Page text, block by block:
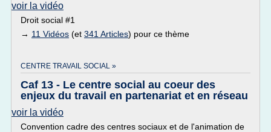
voir la vidéo
Droit social #1
→ 11 Vidéos (et 341 Articles) pour ce thème
CENTRE TRAVAIL SOCIAL »
Caf 13 - Le centre social au coeur des
enjeux du travail en partenariat et en réseau
voir la vidéo
Convention cadre des centres sociaux et de l'animation de